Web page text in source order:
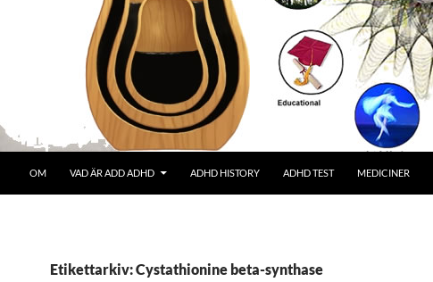
OM VAD ÄR ADD ADHD ADHD HISTORY ADHD TEST MEDICINER
Etikettarkiv: Cystathionine beta-synthase